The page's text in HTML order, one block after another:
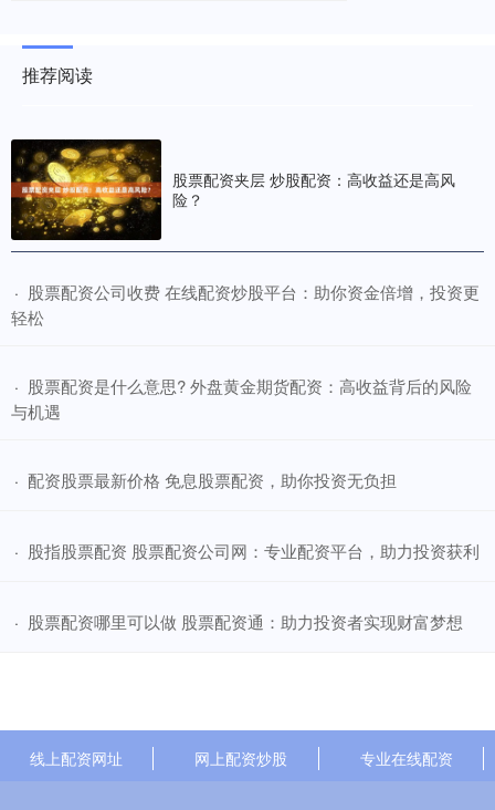
推荐阅读
股票配资夹层 炒股配资：高收益还是高风
险？
· ​股票配资公司收费 在线配资炒股平台：助你资金倍增，投资更
轻松
· ​股票配资是什么意思? 外盘黄金期货配资：高收益背后的风险
与机遇
· ​配资股票最新价格 免息股票配资，助你投资无负担
· ​股指股票配资 股票配资公司网：专业配资平台，助力投资获利
· ​股票配资哪里可以做 股票配资通：助力投资者实现财富梦想
线上配资网址 网上配资炒股 专业在线配资